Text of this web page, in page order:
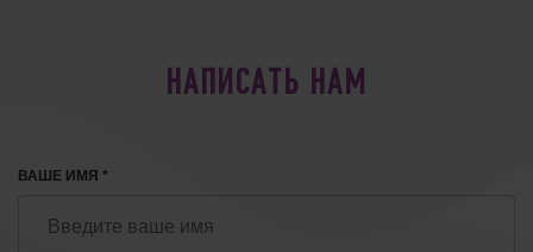
НАПИСАТЬ НАМ
ВАШЕ ИМЯ *